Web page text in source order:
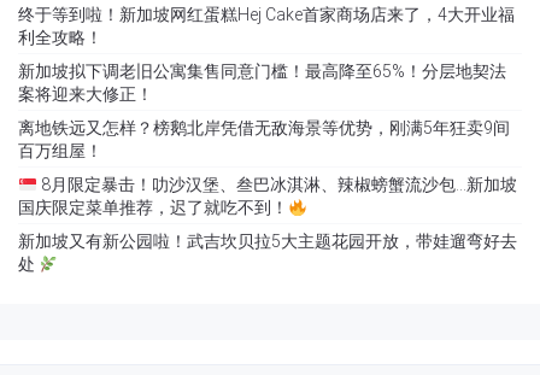
终于等到啦！新加坡网红蛋糕Hej Cake首家商场店来了，4大开业福
利全攻略！
新加坡拟下调老旧公寓集售同意门槛！最高降至65%！分层地契法
案将迎来大修正！
离地铁远又怎样？榜鹅北岸凭借无敌海景等优势，刚满5年狂卖9间
百万组屋！
8月限定暴击！叻沙汉堡、叁巴冰淇淋、辣椒螃蟹流沙包…新加坡
国庆限定菜单推荐，迟了就吃不到！
新加坡又有新公园啦！武吉坎贝拉5大主题花园开放，带娃遛弯好去
处